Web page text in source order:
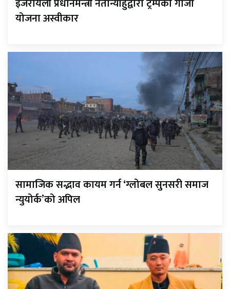
इजरायली प्रधानमन्त्री नेतान्याहुद्वारा ट्रम्पको गाजा
योजना अस्वीकार
सामाजिक सद्भाव कायम गर्न ‘ग्लोबल सुनसरी समाज
न्युयोर्क’को अपिल